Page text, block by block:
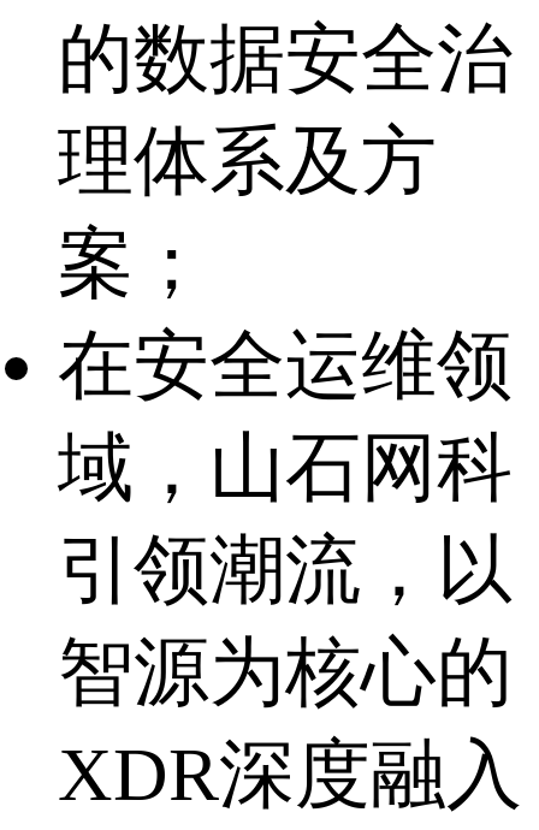
的数据安全治
理体系及方
案；
在安全运维领
域，山石网科
引领潮流，以
智源为核心的
XDR深度融入